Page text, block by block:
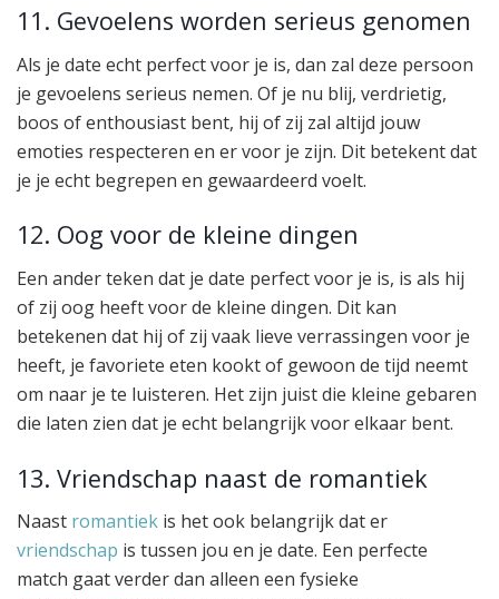
11. Gevoelens worden serieus genomen
Als je date echt perfect voor je is, dan zal deze persoon
je gevoelens serieus nemen. Of je nu blij, verdrietig,
boos of enthousiast bent, hij of zij zal altijd jouw
emoties respecteren en er voor je zijn. Dit betekent dat
je je echt begrepen en gewaardeerd voelt.
12. Oog voor de kleine dingen
Een ander teken dat je date perfect voor je is, is als hij
of zij oog heeft voor de kleine dingen. Dit kan
betekenen dat hij of zij vaak lieve verrassingen voor je
heeft, je favoriete eten kookt of gewoon de tijd neemt
om naar je te luisteren. Het zijn juist die kleine gebaren
die laten zien dat je echt belangrijk voor elkaar bent.
13. Vriendschap naast de romantiek
Naast romantiek is het ook belangrijk dat er
vriendschap is tussen jou en je date. Een perfecte
match gaat verder dan alleen een fysieke